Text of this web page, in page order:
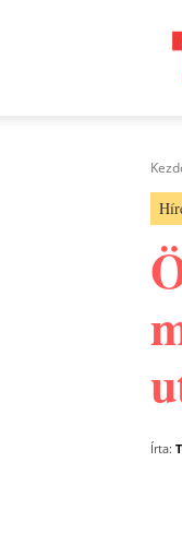
Írta: